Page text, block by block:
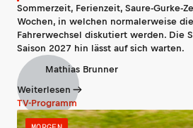
Sommerzeit, Ferienzeit, Saure-Gurke-
Wochen, in welchen normalerweise
Fahrerwechsel diskutiert werden. Die
Saison 2027 hin lässt auf sich warten.
Mathias Brunner
Weiterlesen
TV-Programm